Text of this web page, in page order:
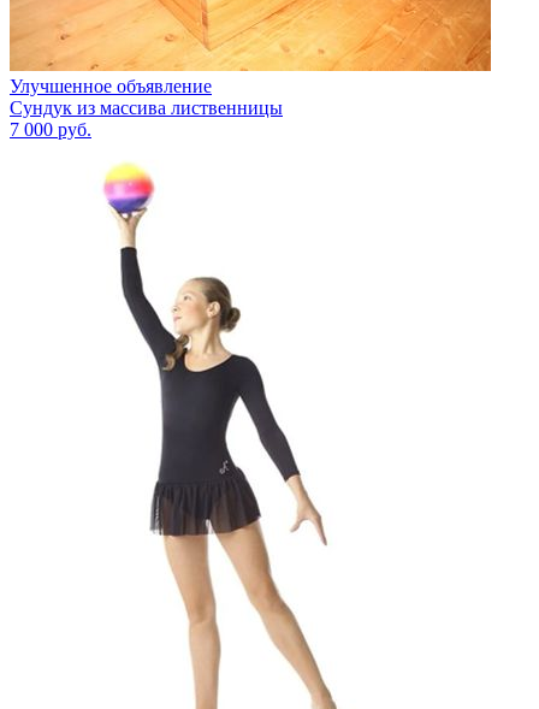
Улучшенное объявление
Сундук из массива лиственницы
7 000 руб.